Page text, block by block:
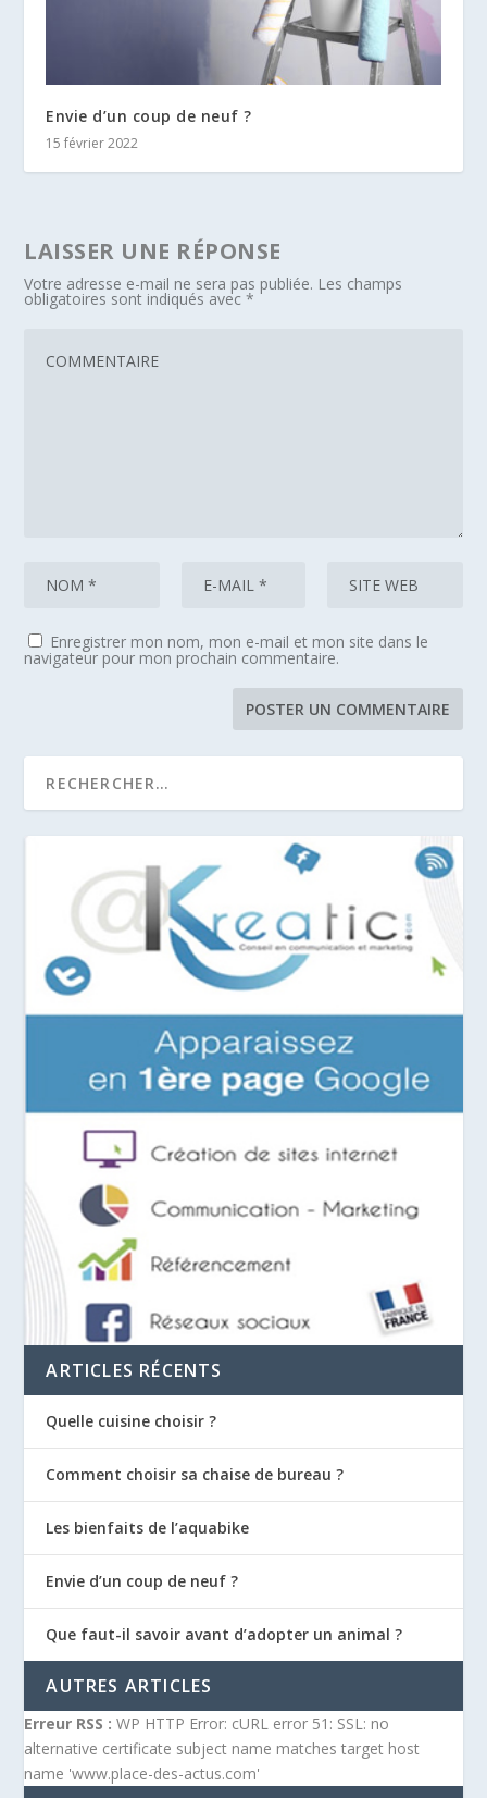
Envie d’un coup de neuf ?
15 février 2022
LAISSER UNE RÉPONSE
Votre adresse e-mail ne sera pas publiée. Les champs
obligatoires sont indiqués avec*
Enregistrer mon nom, mon e-mail et mon site dans le
navigateur pour mon prochain commentaire.
ARTICLES RÉCENTS
Quelle cuisine choisir ?
Comment choisir sa chaise de bureau ?
Les bienfaits de l’aquabike
Envie d’un coup de neuf ?
Que faut-il savoir avant d’adopter un animal ?
AUTRES ARTICLES
Erreur RSS : WP HTTP Error: cURL error 51: SSL: no
alternative certificate subject name matches target host
name 'www.place-des-actus.com'